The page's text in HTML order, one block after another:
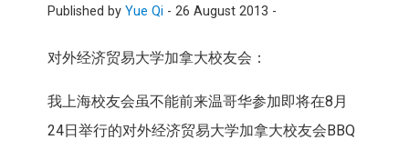
Published by Yue Qi - 26 August 2013 -
对外经济贸易大学加拿大校友会：
我上海校友会虽不能前来温哥华参加即将在8月
24日举行的对外经济贸易大学加拿大校友会BBQ